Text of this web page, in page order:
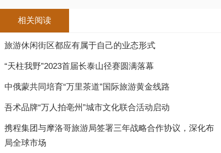
相关阅读
旅游休闲街区都应有属于自己的业态形式
“天柱我野”2023首届长泰山径赛圆满落幕
中俄蒙共同培育“万里茶道”国际旅游黄金线路
吾术品牌“万人拍亳州”城市文化联合活动启动
携程集团与摩洛哥旅游局签署三年战略合作协议，深化布
局全球市场